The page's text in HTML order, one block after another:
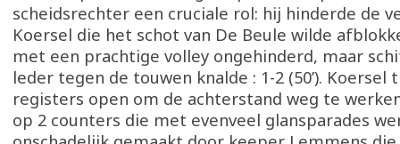
scheidsrechter een cruciale rol: hij hinderde de
Koersel die het schot van De Beule wilde
met een prachtige volley ongehinderd, maar
leder tegen de touwen knalde : 1-2 (50’). Koersel
registers open om de achterstand weg te
op 2 counters die met evenveel glansparades